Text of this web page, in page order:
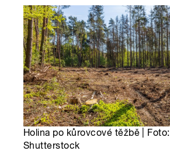
Holina po kůrovcové těžbě | Foto:
Shutterstock